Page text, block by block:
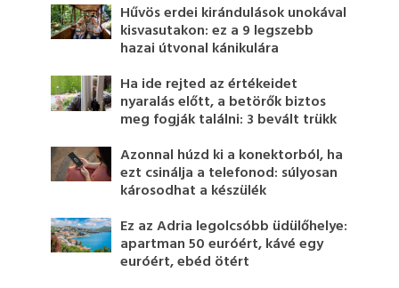
Hűvös erdei kirándulások unokával
kisvasutakon: ez a 9 legszebb
hazai útvonal kánikulára
Ha ide rejted az értékeidet
nyaralás előtt, a betörők biztos
meg fogják találni: 3 bevált trükk
Azonnal húzd ki a konektorból, ha
ezt csinálja a telefonod: súlyosan
károsodhat a készülék
Ez az Adria legolcsóbb üdülőhelye:
apartman 50 euróért, kávé egy
euróért, ebéd ötért